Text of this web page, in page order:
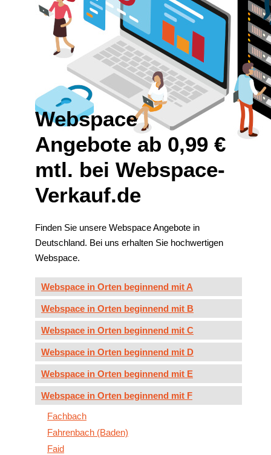
Webspace
Angebote ab 0,99 €
mtl. bei Webspace-
Verkauf.de
Finden Sie unsere Webspace Angebote in
Deutschland. Bei uns erhalten Sie hochwertigen
Webspace.
Webspace in Orten beginnend mit A
Webspace in Orten beginnend mit B
Webspace in Orten beginnend mit C
Webspace in Orten beginnend mit D
Webspace in Orten beginnend mit E
Webspace in Orten beginnend mit F
Fachbach
Fahrenbach (Baden)
Faid